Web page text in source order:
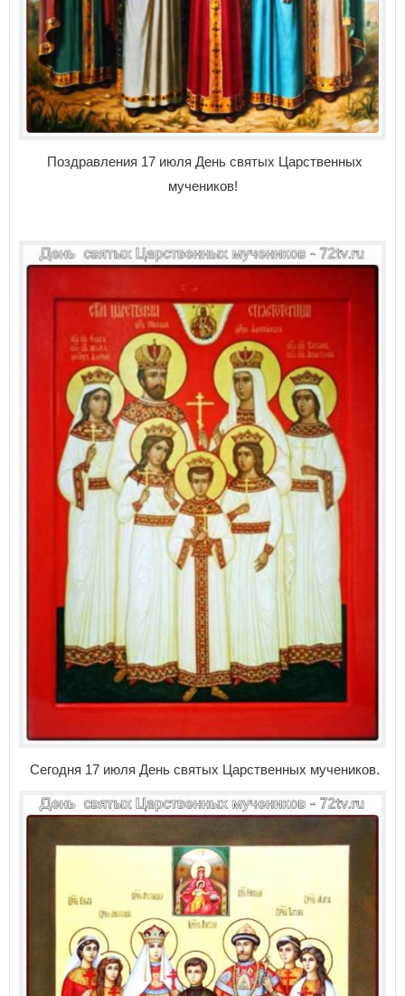
Поздравления 17 июля День святых Царственных
мучеников!
Сегодня 17 июля День святых Царственных мучеников.